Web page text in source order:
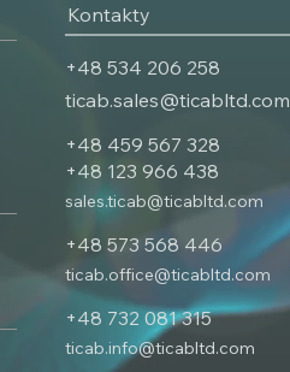
dróg?
Kontakty
‎+48 534 206 258
ticab.sales@ticabltd.com
+48 459 567 328
+‎48 123 966 438
sales.ticab@ticabltd.com
+48 573 568 446
ticab.office@ticabltd.com
+48 732 081 315
ticab.info@ticabltd.com